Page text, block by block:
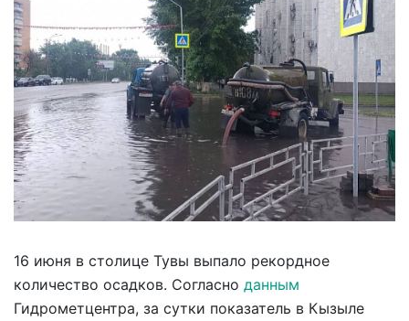
16 июня в столице Тувы выпало рекордное
количество осадков. Согласно данным
Гидрометцентра, за сутки показатель в Кызыле